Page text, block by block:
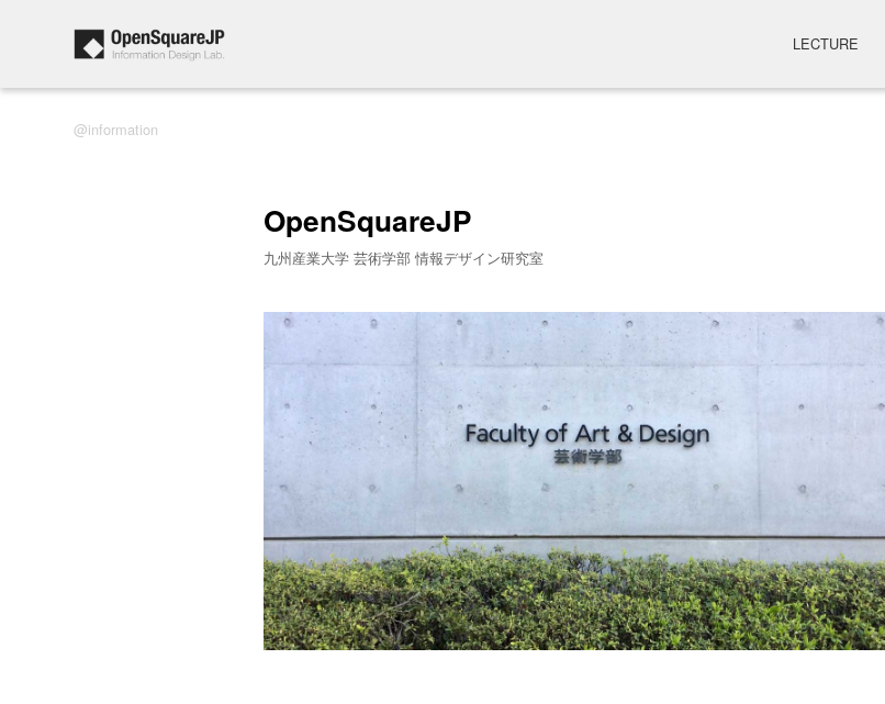
information
LECTURE
OpenSquareJP
九州産業大学 芸術学部 情報デザイン研究室